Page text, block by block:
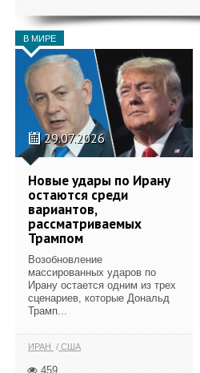
В МИРЕ
29.07.2026
Новые удары по Ирану
остаются среди
вариантов,
рассматриваемых
Трампом
Возобновление
массированных ударов по
Ирану остается одним из трех
сценариев, которые Дональд
Трамп...
ИРАН США
459